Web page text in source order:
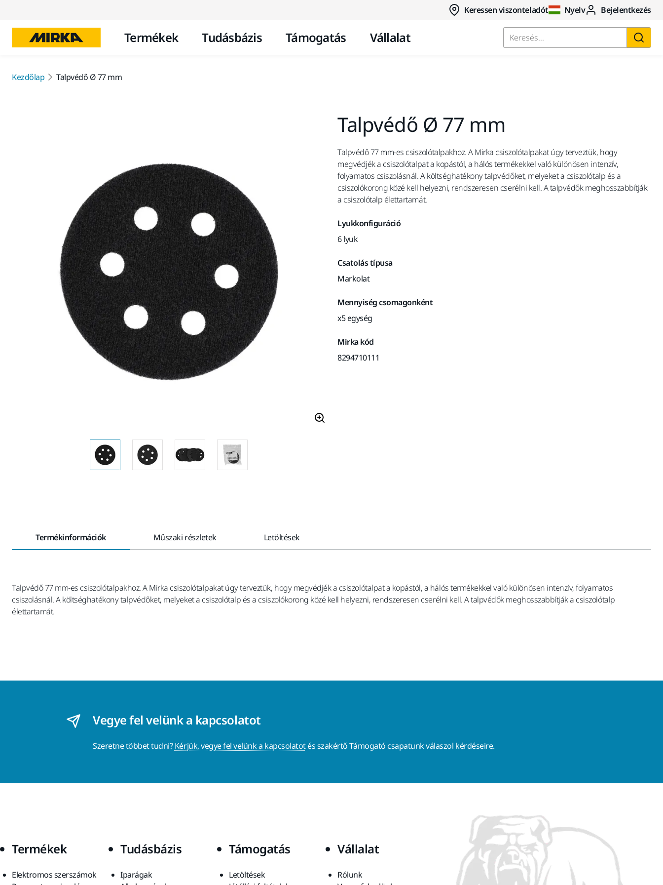
Keressen viszonteladót Nyelv Bejelentkezés
Termékek Tudásbázis Támogatás Vállalat Keresés...
Kezdőlap Talpvédő Ø 77 mm
Talpvédő Ø 77 mm
Talpvédő 77 mm-es csiszolótalpakhoz. A Mirka csiszolótalpakat úgy terveztük, hogy
megvédjék a csiszolótalpat a kopástól, a hálós termékekkel való különösen intenzív,
folyamatos csiszolásnál. A költséghatékony talpvédőket, melyeket a csiszolótalp és a
csiszolókorong közé kell helyezni, rendszeresen cserélni kell. A talpvédők meghosszabbítják
a csiszolótalp élettartamát.
Lyukkonfiguráció
6 lyuk
Csatolás típusa
Markolat
Mennyiség csomagonként
x5 egység
Mirka kód
8294710111
Termékinformációk Műszaki részletek Letöltések
Talpvédő 77 mm-es csiszolótalpakhoz. A Mirka csiszolótalpakat úgy terveztük, hogy megvédjék a csiszolótalpat a kopástól, a hálós termékekkel való különösen intenzív, folyamatos
csiszolásnál. A költséghatékony talpvédőket, melyeket a csiszolótalp és a csiszolókorong közé kell helyezni, rendszeresen cserélni kell. A talpvédők meghosszabbítják a csiszolótalp
élettartamát.
Vegye fel velünk a kapcsolatot
Szeretne többet tudni?Kérjük, vegye fel velünk a kapcsolatotés szakértő Támogató csapatunk válaszol kérdéseire.
Termékek
Elektromos szerszámok
Tudásbázis
Iparágak
Támogatás
Letöltések
Vállalat
Rólunk